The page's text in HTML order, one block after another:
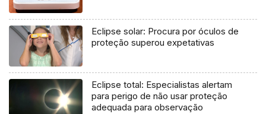
Eclipse solar: Procura por óculos de
proteção superou expetativas
Eclipse total: Especialistas alertam
para perigo de não usar proteção
adequada para observação